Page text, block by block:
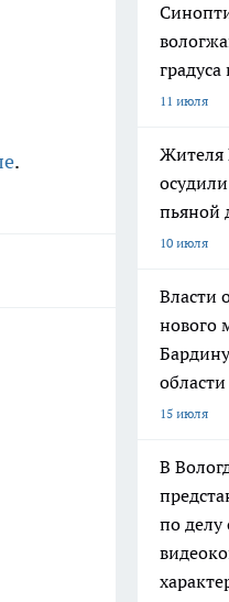
.
11 июля
Жителя
пьяной
10 июля
Власти
нового
области
15 июля
В
по делу